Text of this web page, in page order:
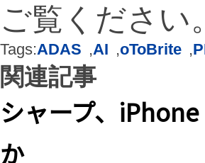
ご覧ください。
Tags:ADAS ,AI ,oToBrite ,
関連記事
シャープ、
か